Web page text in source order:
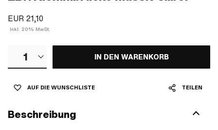
EUR 21,10
Inkl. 20% MwSt.
1 IN DEN WARENKORB
AUF DIE WUNSCHLISTE TEILEN
Beschreibung